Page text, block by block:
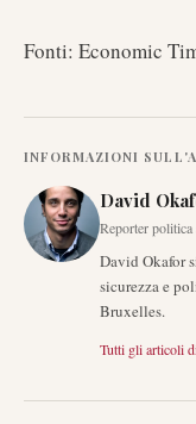
Fonti: Economic
INFORMAZIONI
David
Reporter politica
David Okafor
sicurezza e
Bruxelles.
Tutti gli articoli